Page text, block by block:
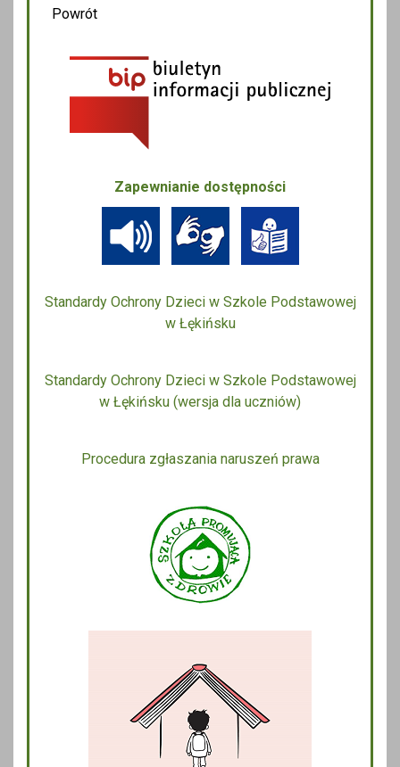
Powrót
Zapewnianie dostępności
Standardy Ochrony Dzieci w Szkole Podstawowej
w Łękińsku
Standardy Ochrony Dzieci w Szkole Podstawowej
w Łękińsku (wersja dla uczniów)
Procedura zgłaszania naruszeń prawa